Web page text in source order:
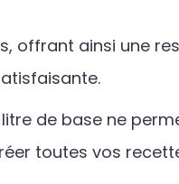
offrant ainsi une
de base ne
toutes vos